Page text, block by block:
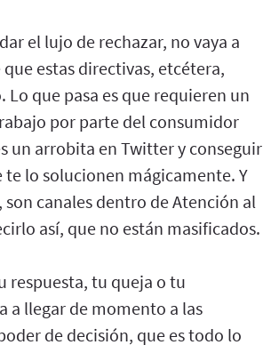
el lujo de rechazar, no vaya a
que estas directivas, etcétera,
Lo que pasa es que requieren un
por parte del consumidor
un arrobita en Twitter y conseguir
te lo solucionen mágicamente. Y
canales dentro de Atención al
así, que no están masificados.
respuesta, tu queja o tu
a llegar de momento a las
de decisión, que es todo lo